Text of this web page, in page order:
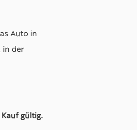
Auto in
in der
gültig.